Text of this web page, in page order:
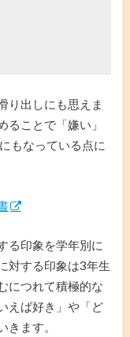
り出しにも思えま
ことで「嫌い」
もなっている点に
る印象を学年別に
対する印象は3年生
につれて積極的な
えば好き」や「ど
ます。